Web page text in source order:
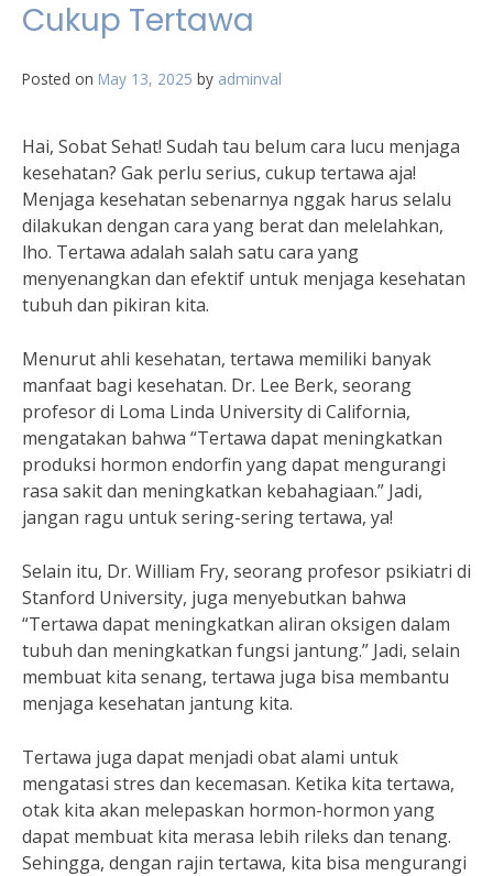
Cukup Tertawa
Posted on May 13, 2025 by adminval
Hai, Sobat Sehat! Sudah tau belum cara lucu menjaga
kesehatan? Gak perlu serius, cukup tertawa aja!
Menjaga kesehatan sebenarnya nggak harus selalu
dilakukan dengan cara yang berat dan melelahkan,
lho. Tertawa adalah salah satu cara yang
menyenangkan dan efektif untuk menjaga kesehatan
tubuh dan pikiran kita.
Menurut ahli kesehatan, tertawa memiliki banyak
manfaat bagi kesehatan. Dr. Lee Berk, seorang
profesor di Loma Linda University di California,
mengatakan bahwa “Tertawa dapat meningkatkan
produksi hormon endorfin yang dapat mengurangi
rasa sakit dan meningkatkan kebahagiaan.” Jadi,
jangan ragu untuk sering-sering tertawa, ya!
Selain itu, Dr. William Fry, seorang profesor psikiatri di
Stanford University, juga menyebutkan bahwa
“Tertawa dapat meningkatkan aliran oksigen dalam
tubuh dan meningkatkan fungsi jantung.” Jadi, selain
membuat kita senang, tertawa juga bisa membantu
menjaga kesehatan jantung kita.
Tertawa juga dapat menjadi obat alami untuk
mengatasi stres dan kecemasan. Ketika kita tertawa,
otak kita akan melepaskan hormon-hormon yang
dapat membuat kita merasa lebih rileks dan tenang.
Sehingga, dengan rajin tertawa, kita bisa mengurangi